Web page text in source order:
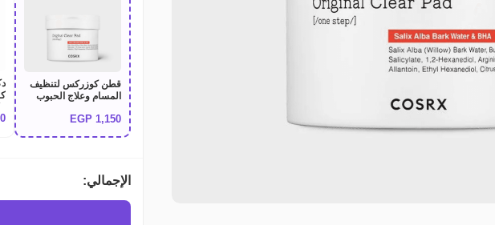
قطن كوزركس لتنظيف
المسام وعلاج الحبوب
Original Clear Pad 70
1,150
EGP
الإجمالي: